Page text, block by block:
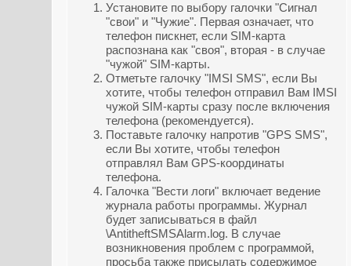
Установите по выбору галочки "Сигнал
"свои" и "Чужие". Первая означает, что
телефон пискнет, если SIM-карта
распознана как "своя", вторая - в случае
"чужой" SIM-карты.
Отметьте галочку "IMSI SMS", если Вы
хотите, чтобы телефон отправил Вам IMSI
чужой SIM-карты сразу после включения
телефона (рекомендуется).
Поставьте галочку напротив "GPS SMS",
если Вы хотите, чтобы телефон
отправлял Вам GPS-координаты
телефона.
Галочка "Вести логи" включает ведение
журнала работы программы. Журнал
будет записываться в файл
\AntitheftSMSAlarm.log. В случае
возникновения проблем с программой,
просьба также присылать содержимое